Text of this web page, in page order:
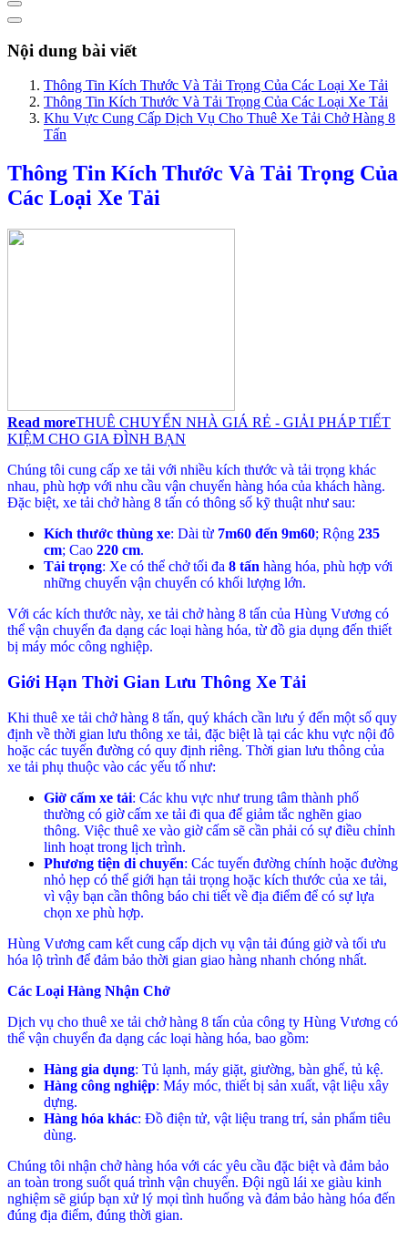
Nội dung bài viết
Thông Tin Kích Thước Và Tải Trọng Của Các Loại Xe Tải
Thông Tin Kích Thước Và Tải Trọng Của Các Loại Xe Tải
Khu Vực Cung Cấp Dịch Vụ Cho Thuê Xe Tải Chở Hàng 8
Tấn
Thông Tin Kích Thước Và Tải Trọng Của
Các Loại Xe Tải
Read moreTHUÊ CHUYỂN NHÀ GIÁ RẺ - GIẢI PHÁP TIẾT
KIỆM CHO GIA ĐÌNH BẠN
Chúng tôi cung cấp xe tải với nhiều kích thước và tải trọng khác
nhau, phù hợp với nhu cầu vận chuyển hàng hóa của khách hàng.
Đặc biệt, xe tải chở hàng 8 tấn có thông số kỹ thuật như sau:
Kích thước thùng xe: Dài từ 7m60 đến 9m60; Rộng 235
cm; Cao 220 cm.
Tải trọng: Xe có thể chở tối đa 8 tấn hàng hóa, phù hợp với
những chuyến vận chuyển có khối lượng lớn.
Với các kích thước này, xe tải chở hàng 8 tấn của Hùng Vương có
thể vận chuyển đa dạng các loại hàng hóa, từ đồ gia dụng đến thiết
bị máy móc công nghiệp.
Giới Hạn Thời Gian Lưu Thông Xe Tải
Khi thuê xe tải chở hàng 8 tấn, quý khách cần lưu ý đến một số quy
định về thời gian lưu thông xe tải, đặc biệt là tại các khu vực nội đô
hoặc các tuyến đường có quy định riêng. Thời gian lưu thông của
xe tải phụ thuộc vào các yếu tố như:
Giờ cấm xe tải: Các khu vực như trung tâm thành phố
thường có giờ cấm xe tải đi qua để giảm tắc nghẽn giao
thông. Việc thuê xe vào giờ cấm sẽ cần phải có sự điều chỉnh
linh hoạt trong lịch trình.
Phương tiện di chuyển: Các tuyến đường chính hoặc đường
nhỏ hẹp có thể giới hạn tải trọng hoặc kích thước của xe tải,
vì vậy bạn cần thông báo chi tiết về địa điểm để có sự lựa
chọn xe phù hợp.
Hùng Vương cam kết cung cấp dịch vụ vận tải đúng giờ và tối ưu
hóa lộ trình để đảm bảo thời gian giao hàng nhanh chóng nhất.
Các Loại Hàng Nhận Chở
Dịch vụ cho thuê xe tải chở hàng 8 tấn của công ty Hùng Vương có
thể vận chuyển đa dạng các loại hàng hóa, bao gồm:
Hàng gia dụng: Tủ lạnh, máy giặt, giường, bàn ghế, tủ kệ.
Hàng công nghiệp: Máy móc, thiết bị sản xuất, vật liệu xây
dựng.
Hàng hóa khác: Đồ điện tử, vật liệu trang trí, sản phẩm tiêu
dùng.
Chúng tôi nhận chở hàng hóa với các yêu cầu đặc biệt và đảm bảo
an toàn trong suốt quá trình vận chuyển. Đội ngũ lái xe giàu kinh
nghiệm sẽ giúp bạn xử lý mọi tình huống và đảm bảo hàng hóa đến
đúng địa điểm, đúng thời gian.